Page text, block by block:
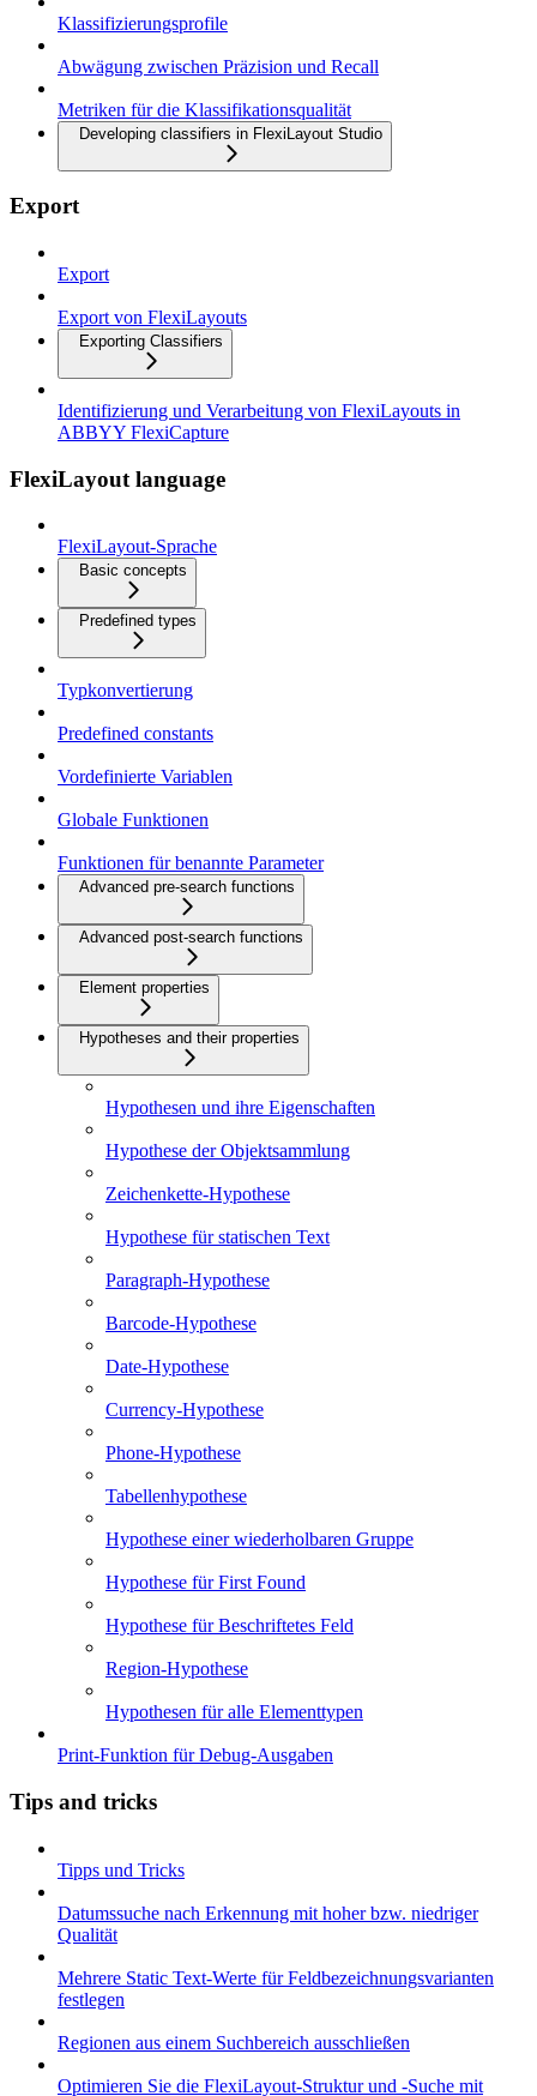
Klassifizierungsprofile
Abwägung zwischen Präzision und Recall
Metriken für die Klassifikationsqualität
Developing classifiers in FlexiLayout Studio
Export
Export
Export von FlexiLayouts
Exporting Classifiers
Identifizierung und Verarbeitung von FlexiLayouts in
ABBYY FlexiCapture
FlexiLayout language
FlexiLayout-Sprache
Basic concepts
Predefined types
Typkonvertierung
Predefined constants
Vordefinierte Variablen
Globale Funktionen
Funktionen für benannte Parameter
Advanced pre-search functions
Advanced post-search functions
Element properties
Hypotheses and their properties
Hypothesen und ihre Eigenschaften
Hypothese der Objektsammlung
Zeichenkette-Hypothese
Hypothese für statischen Text
Paragraph-Hypothese
Barcode-Hypothese
Date-Hypothese
Currency-Hypothese
Phone-Hypothese
Tabellenhypothese
Hypothese einer wiederholbaren Gruppe
Hypothese für First Found
Hypothese für Beschriftetes Feld
Region-Hypothese
Hypothesen für alle Elementtypen
Print-Funktion für Debug-Ausgaben
Tips and tricks
Tipps und Tricks
Datumssuche nach Erkennung mit hoher bzw. niedriger
Qualität
Mehrere Static Text-Werte für Feldbezeichnungsvarianten
festlegen
Regionen aus einem Suchbereich ausschließen
Optimieren Sie die FlexiLayout-Struktur und -Suche mit